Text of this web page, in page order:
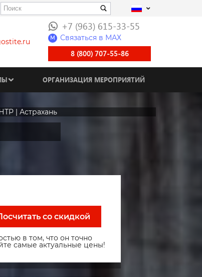
+7 (963) 615-33-55
M Связаться в МАХ
8 (800) 707-55-86
ОРГАНИЗАЦИЯ МЕРОПРИЯТИЙ
| Астрахань
со скидкой
в том, что он точно
самые актуальные цены!